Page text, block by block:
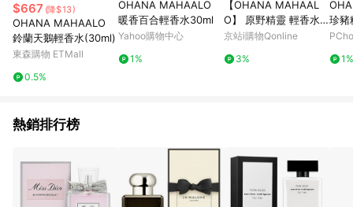
$667 (降$13)
OHANA MAHAALO
鈴蘭天鵝輕香水(30ml)
東森購物 ETMall
0.5%
OHANA MAHAALO
暖香百合輕香水30ml
Yahoo購物中心
1%
【OHANA MAHAAL
O】 原野精靈 輕香水3
0ml(台灣限定款)
京站i購物Qonline
3%
珍豬
1%
熱銷排行榜